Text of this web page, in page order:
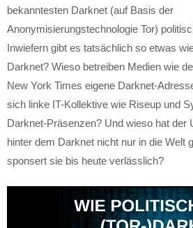
bekanntesten Darknet (auf Basis der
Anonymisierungstechnologie Tor)
Inwiefern gibt es tatsächlich so etwas
Darknet? Wieso betreiben Medien wie
New York Times eigene Darknet-
sich linke IT-Kollektive wie Riseup und
Darknet-Präsenzen? Und wieso hat der
hinter dem Darknet nicht nur in die Welt
sponsert sie bis heute verlässlich?